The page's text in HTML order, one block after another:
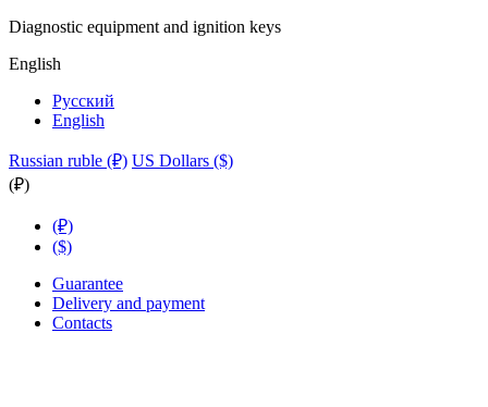
Diagnostic equipment and ignition keys
English
Русский
English
Russian ruble (₽) US Dollars ($)
(₽)
(₽)
($)
Guarantee
Delivery and payment
Contacts